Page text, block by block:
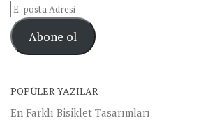
E-
posta
AdresiAbone ol
POPÜLER YAZILAR
En Farklı Bisiklet Tasarımları